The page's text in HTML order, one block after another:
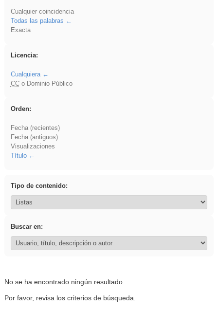
Cualquier coincidencia
Todas las palabras
Exacta
Licencia:
Cualquiera
CCo Dominio Público
Orden:
Fecha (recientes)
Fecha (antiguos)
Visualizaciones
Título
Tipo de contenido:
Buscar en:
No se ha encontrado ningún resultado.
Por favor, revisa los criterios de búsqueda.